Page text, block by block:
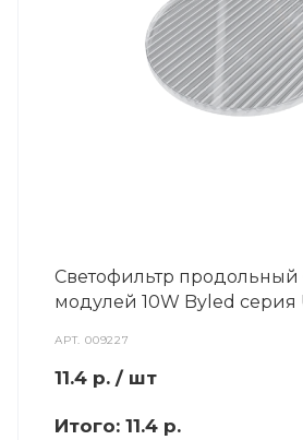
Светофильтр продольный
модулей 10W Byled серия
АРТ.009227
11.4 р. / шт
Итого: 11.4 р.